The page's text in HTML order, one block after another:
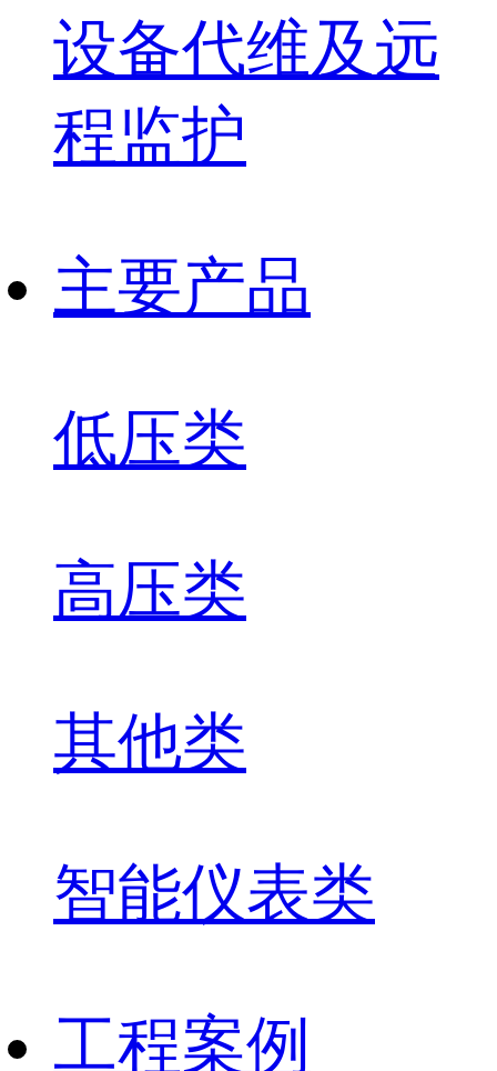
设备代维及远
程监护
主要产品
低压类
高压类
其他类
智能仪表类
工程案例